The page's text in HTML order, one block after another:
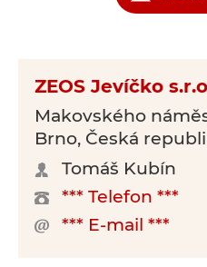
ZEOS Jevíčko
Makovského
Brno, Česká
Tomáš Kubín
*** Telefon ***
*** E-mail ***